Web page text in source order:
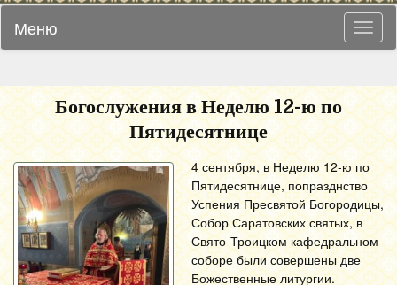
Меню
Богослужения в Неделю 12-ю по
Пятидесятнице
4 сентября, в Неделю 12-ю по
Пятидесятнице, попразднство
Успения Пресвятой Богородицы,
Собор Саратовских святых, в
Свято-Троицком кафедральном
соборе были совершены две
Божественные литургии.